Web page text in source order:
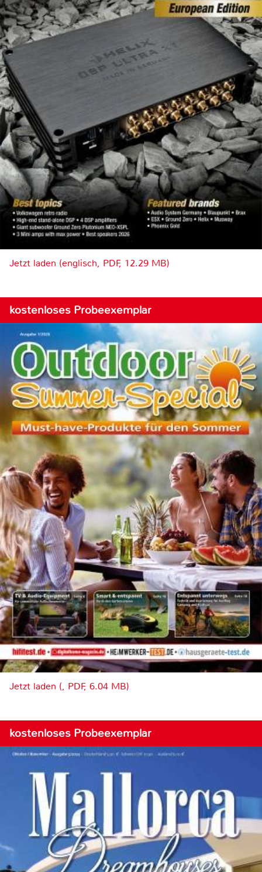
Jetzt laden (englisch, PDF, 12.29 MB)
kostenloses Probeexemplar
Jetzt laden (, PDF, 6.04 MB)
kostenloses Probeexemplar